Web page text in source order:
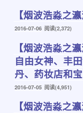
【烟波浩淼之
发
2016-07-06 阅读(2,372)
【烟波浩淼之
自由女神、丰
丹、药妆店和
发
2016-07-05 阅读(4,951)
【烟波浩淼之